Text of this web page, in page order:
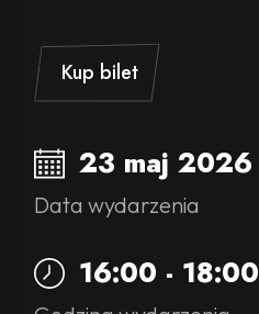
Kup bilet
23 maj 2026
Data wydarzenia
16:00 - 18:00